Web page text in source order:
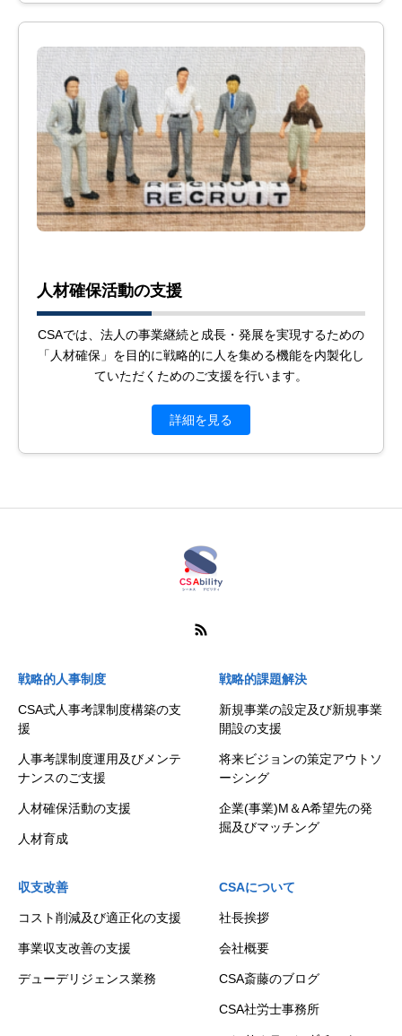
人材確保活動の支援
CSAでは、法人の事業継続と成長・発展を実現するための
「人材確保」を目的に戦略的に人を集める機能を内製化し
ていただくためのご支援を行います。
詳細を見る
戦略的人事制度
CSA式人事考課制度構築の支
援
人事考課制度運用及びメンテ
ナンスのご支援
人材確保活動の支援
人材育成
戦略的課題解決
新規事業の設定及び新規事業
開設の支援
将来ビジョンの策定アウトソ
ーシング
企業(事業)M＆A希望先の発
掘及びマッチング
収支改善
コスト削減及び適正化の支援
事業収支改善の支援
デューデリジェンス業務
CSAについて
社長挨拶
会社概要
CSA斎藤のブログ
CSA社労士事務所